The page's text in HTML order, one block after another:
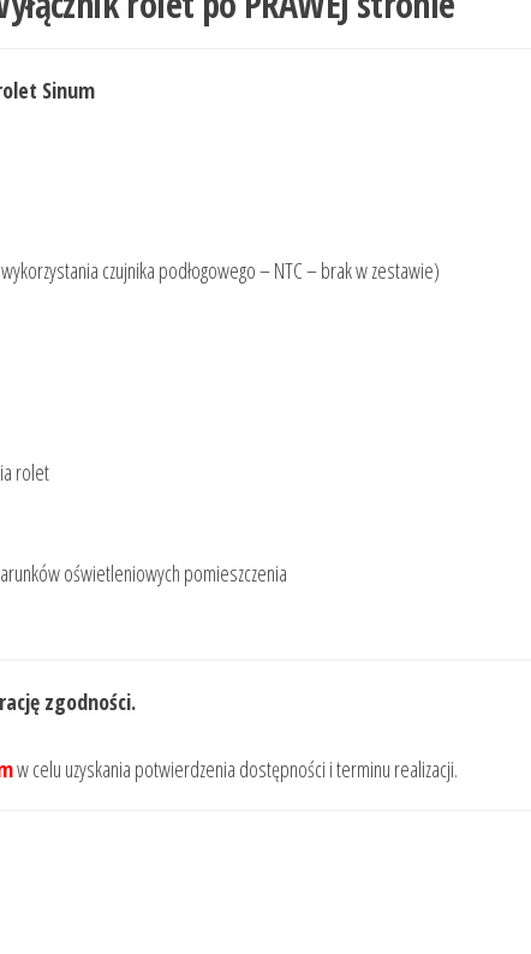
Sinum
czujnika podłogowego – NTC – brak w zestawie)
rolet
oświetleniowych pomieszczenia
zgodności.
w celu uzyskania potwierdzenia dostępności i terminu realizacji.